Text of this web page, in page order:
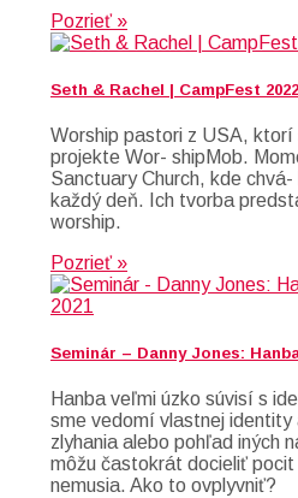
Pozrieť »
Seth & Rachel | CampFest 2022
Worship pastori z USA, ktorí
projekte Wor- shipMob.
Sanctuary Church, kde
každý deň. Ich tvorba
worship.
Pozrieť »
Seminár – Danny Jones:
Hanba veľmi úzko súvisí s
sme vedomí vlastnej identity
zlyhania alebo pohľad iných
môžu častokrát docieliť pocit
nemusia. Ako to ovplyvniť?